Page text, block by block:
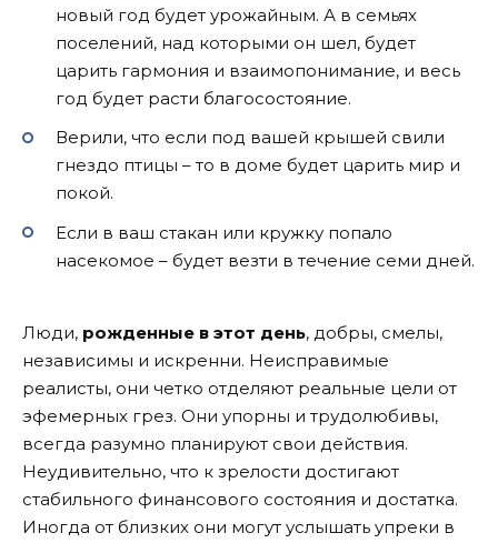
новый год будет урожайным. А в семьях
поселений, над которыми он шел, будет
царить гармония и взаимопонимание, и весь
год будет расти благосостояние.
Верили, что если под вашей крышей свили
гнездо птицы – то в доме будет царить мир и
покой.
Если в ваш стакан или кружку попало
насекомое – будет везти в течение семи дней.
Люди, рожденные в этот день, добры, смелы,
независимы и искренни. Неисправимые
реалисты, они четко отделяют реальные цели от
эфемерных грез. Они упорны и трудолюбивы,
всегда разумно планируют свои действия.
Неудивительно, что к зрелости достигают
стабильного финансового состояния и достатка.
Иногда от близких они могут услышать упреки в